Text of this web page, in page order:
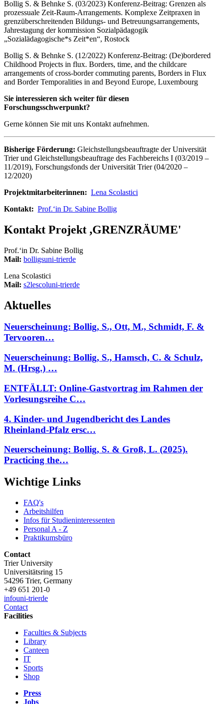
Bollig S. & Behnke S. (03/2023) Konferenz-Beitrag: Grenzen als
prozessuale Zeit-Raum-Arrangements. Komplexe Zeitpraxen in
grenzüberschreitenden Bildungs- und Betreuungsarrangements,
Jahrestagung der kommission Sozialpädagogik
„Sozialädagogische*s Zeit*en“, Rostock
Bollig S. & Behnke S. (12/2022) Konferenz-Beitrag: (De)bordered
Childhood Projects in flux. Borders, time, and the childcare
arrangements of cross-border commuting parents, Borders in Flux
and Border Temporalities in and Beyond Europe, Luxembourg
Sie interessieren sich weiter für diesen
Forschungsschwerpunkt?
Gerne können Sie mit uns Kontakt aufnehmen.
Bisherige Förderung: Gleichstellungsbeauftragte der Universität
Trier und Gleichstellungsbeauftrage des Fachbereichs I (03/2019 –
11/2019), Forschungsfonds der Universität Trier (04/2020 –
12/2020)
Projektmitarbeiterinnen: Lena Scolastici
Kontakt: Prof.‘in Dr. Sabine Bollig
Kontakt Projekt ,GRENZRÄUME'
Prof.‘in Dr. Sabine Bollig
Mail: bolligsuni-trierde
Lena Scolastici
Mail: s2lescoluni-trierde
Aktuelles
Neuerscheinung: Bollig, S., Ott, M., Schmidt, F. &
Tervooren…
Neuerscheinung: Bollig, S., Hamsch, C. & Schulz,
M. (Hrsg.) …
ENTFÄLLT: Online-Gastvortrag im Rahmen der
Vorlesungsreihe C…
4. Kinder- und Jugendbericht des Landes
Rheinland-Pfalz ersc…
Neuerscheinung: Bollig, S. & Groß, L. (2025).
Practicing the…
Wichtige Links
FAQ's
Arbeitshilfen
Infos für Studieninteressenten
Personal A - Z
Praktikumsbüro
Contact
Trier University
Universitätsring 15
54296 Trier, Germany
+49 651 201-0
infouni-trierde
Contact
Facilities
Faculties & Subjects
Library
Canteen
IT
Sports
Shop
Press
Jobs